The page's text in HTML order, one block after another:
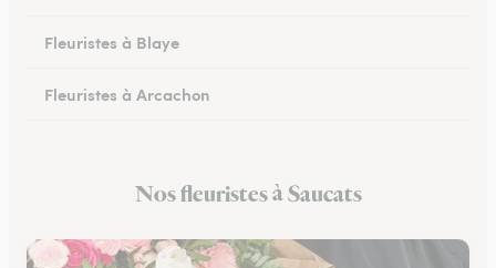
Fleuristes à Blaye
Fleuristes à Arcachon
Fleuristes à PessacNos fleuristes à Saucats